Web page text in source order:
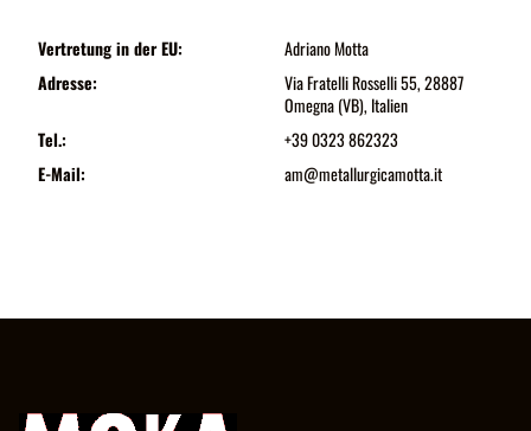
Vertretung in der EU:
Adriano Motta
Adresse:
Via Fratelli Rosselli 55, 28887
Omegna (VB), Italien
Tel.:
+39 0323 862323
E-Mail:
am@metallurgicamotta.it